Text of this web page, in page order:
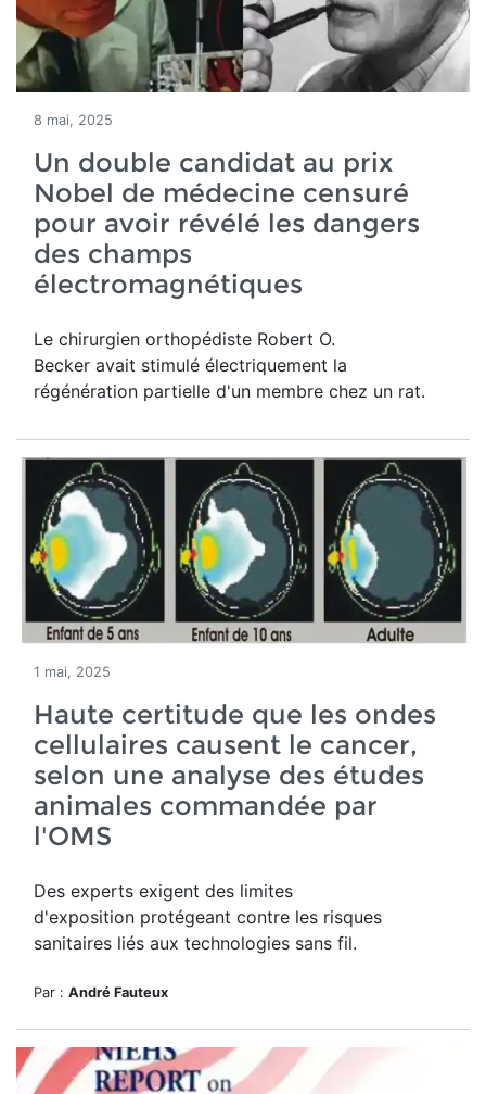
8 mai, 2025
Un double candidat au prix
Nobel de médecine censuré
pour avoir révélé les dangers
des champs
électromagnétiques
Le chirurgien orthopédiste Robert O.
Becker avait stimulé électriquement la
régénération partielle d'un membre chez un rat.
1 mai, 2025
Haute certitude que les ondes
cellulaires causent le cancer,
selon une analyse des études
animales commandée par
l'OMS
Des experts exigent des limites
d'exposition protégeant contre les risques
sanitaires liés aux technologies sans fil.
Par : André Fauteux